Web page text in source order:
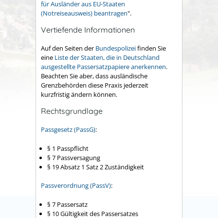
für Ausländer aus EU-Staaten
(Notreiseausweis) beantragen".
Vertiefende Informationen
Auf den Seiten der Bundespolizeifinden Sie
eine Liste der Staaten, die in Deutschland
ausgestellte Passersatzpapiere anerkennen.
Beachten Sie aber, dass ausländische
Grenzbehörden diese Praxis jederzeit
kurzfristig ändern können.
Rechtsgrundlage
Passgesetz (PassG):
§ 1 Passpflicht
§ 7 Passversagung
§ 19 Absatz 1 Satz 2 Zuständigkeit
Passverordnung (PassV):
§ 7 Passersatz
§ 10 Gültigkeit des Passersatzes